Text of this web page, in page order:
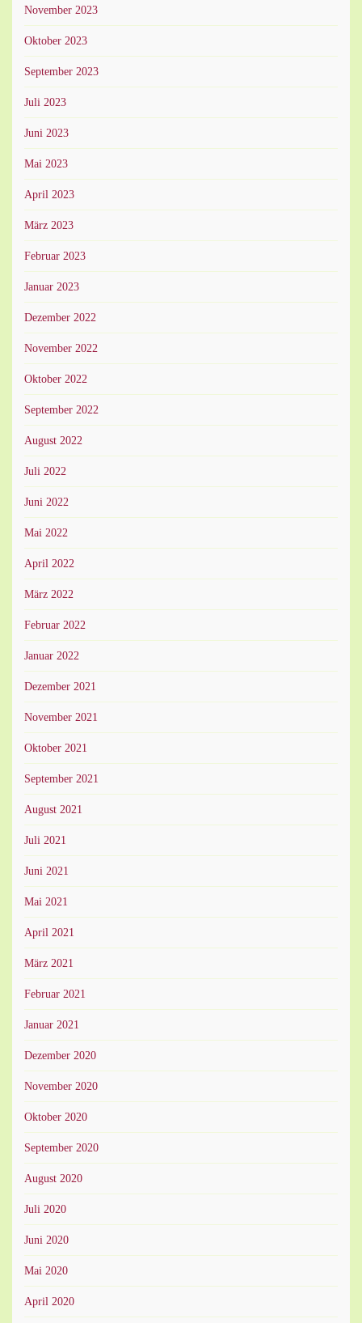
November 2023
Oktober 2023
September 2023
Juli 2023
Juni 2023
Mai 2023
April 2023
März 2023
Februar 2023
Januar 2023
Dezember 2022
November 2022
Oktober 2022
September 2022
August 2022
Juli 2022
Juni 2022
Mai 2022
April 2022
März 2022
Februar 2022
Januar 2022
Dezember 2021
November 2021
Oktober 2021
September 2021
August 2021
Juli 2021
Juni 2021
Mai 2021
April 2021
März 2021
Februar 2021
Januar 2021
Dezember 2020
November 2020
Oktober 2020
September 2020
August 2020
Juli 2020
Juni 2020
Mai 2020
April 2020